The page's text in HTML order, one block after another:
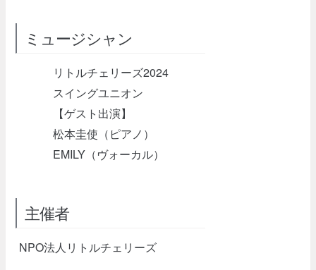
ミュージシャン
リトルチェリーズ2024
スイングユニオン
【ゲスト出演】
松本圭使（ピアノ）
EMILY（ヴォーカル）
主催者
NPO法人リトルチェリーズ